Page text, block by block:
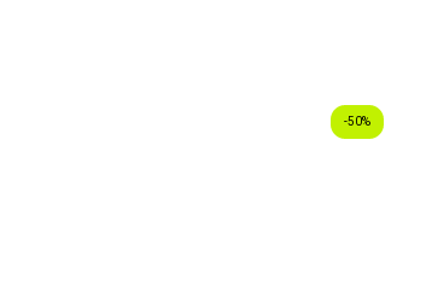
-50%